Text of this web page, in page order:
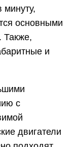
минуту,
основными
Также,
и
с
двигатели